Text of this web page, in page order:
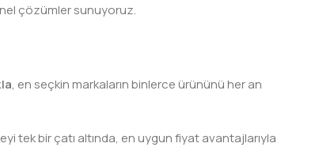
çözümler sunuyoruz.
, en seçkin markaların binlerce ürününü her an
tek bir çatı altında, en uygun fiyat avantajlarıyla